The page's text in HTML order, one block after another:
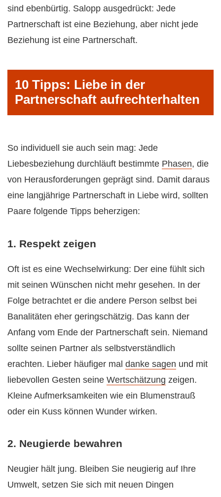
sind ebenbürtig. Salopp ausgedrückt: Jede
Partnerschaft ist eine Beziehung, aber nicht jede
Beziehung ist eine Partnerschaft.
10 Tipps: Liebe in der
Partnerschaft aufrechterhalten
So individuell sie auch sein mag: Jede
Liebesbeziehung durchläuft bestimmte Phasen, die
von Herausforderungen geprägt sind. Damit daraus
eine langjährige Partnerschaft in Liebe wird, sollten
Paare folgende Tipps beherzigen:
1. Respekt zeigen
Oft ist es eine Wechselwirkung: Der eine fühlt sich
mit seinen Wünschen nicht mehr gesehen. In der
Folge betrachtet er die andere Person selbst bei
Banalitäten eher geringschätzig. Das kann der
Anfang vom Ende der Partnerschaft sein. Niemand
sollte seinen Partner als selbstverständlich
erachten. Lieber häufiger mal danke sagen und mit
liebevollen Gesten seine Wertschätzung zeigen.
Kleine Aufmerksamkeiten wie ein Blumenstrauß
oder ein Kuss können Wunder wirken.
2. Neugierde bewahren
Neugier hält jung. Bleiben Sie neugierig auf Ihre
Umwelt, setzen Sie sich mit neuen Dingen